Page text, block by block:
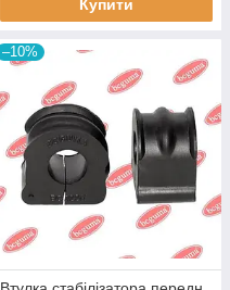
Купити
–10%